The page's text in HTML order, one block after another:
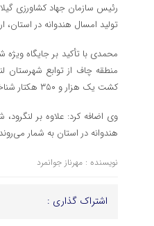
رئیس سازمان جهاد کشاورزی
تولید امسال هندوانه در استان، ارزشی معادل ۲ هزار و ۸۰۰
محمدی با تأکید بر جایگاه
منطقه چاف از توابع شهرستان
کشت یک هزار و ۳۵۰ هکتار شناخته می‌شود.
وی اضافه کرد: علاوه بر
هندوانه در استان به شمار
نویسنده : مهرناز جوانمرد
اشتراک گذاری :